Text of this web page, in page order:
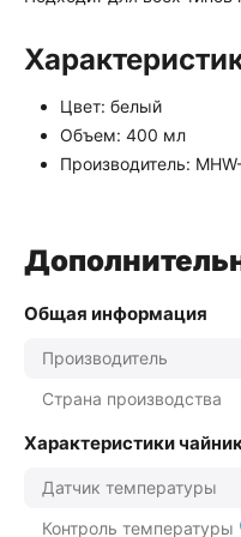
Цвет: белый
Объем: 400 мл
Производитель:
Общая информация
Производитель
Страна производства
Характеристики
Датчик температуры
Контроль температуры